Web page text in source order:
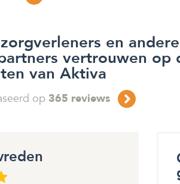
en andere
vertrouwen op
van Aktiva
op365 reviews